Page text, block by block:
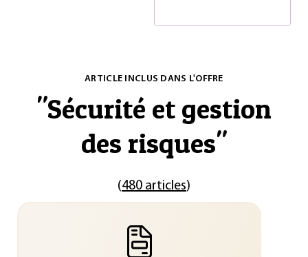
ARTICLE INCLUS DANS L'OFFRE
"Sécurité et gestion
des risques"
(480 articles)